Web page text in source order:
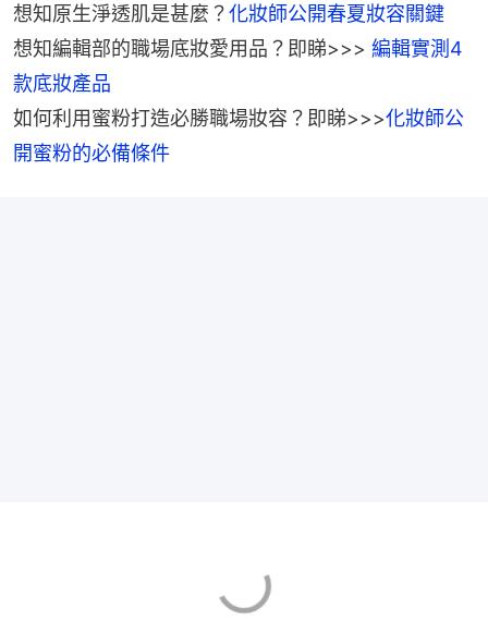
想知原生淨透肌是甚麼？化妝師公開春夏妝容關鍵
想知編輯部的職場底妝愛用品？即睇>>> 編輯實測4
如何利用蜜粉打造必勝職場妝容？即睇>>>化妝師公
開蜜粉的必備條件